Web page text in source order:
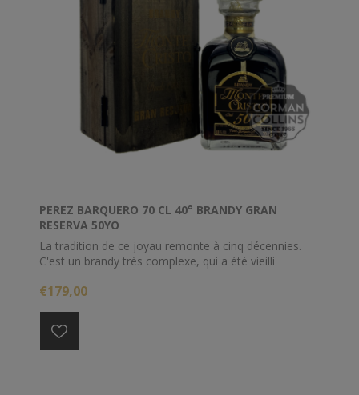
PEREZ BARQUERO 70 CL 40° BRANDY GRAN
RESERVA 50YO
La tradition de ce joyau remonte à cinq décennies.
C'est un brandy très complexe, qui a été vieilli
la méthode des criaderas et des soleras. Il possède
amontillados et les vins doux de pedro ximénez. Il est
profond, rond et soyeux en bouche, avec toute la
séduction que confère une maturité pleine de
€179,00